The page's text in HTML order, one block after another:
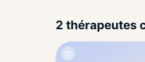
2 thérapeutes